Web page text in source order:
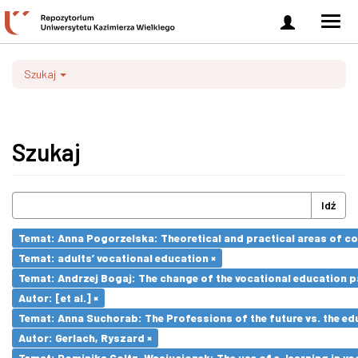
Zaloguj
się
Szukaj
Szukaj
Idź
Temat: Anna Pogorzelska: Theoretical and practical areas of
Temat: adults’ vocational education ×
Temat: Andrzej Bogaj: The change of the vocational education
Autor: [et al.] ×
Temat: Anna Suchorab: The Professions of the future vs. the
Autor: Gerlach, Ryszard ×